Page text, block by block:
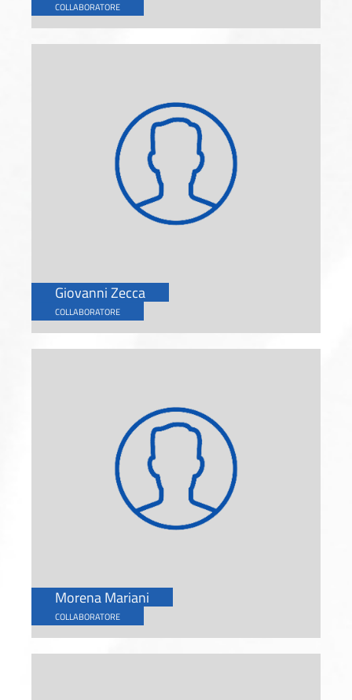
COLLABORATORE
Giovanni Zecca
COLLABORATORE
Morena Mariani
COLLABORATORE